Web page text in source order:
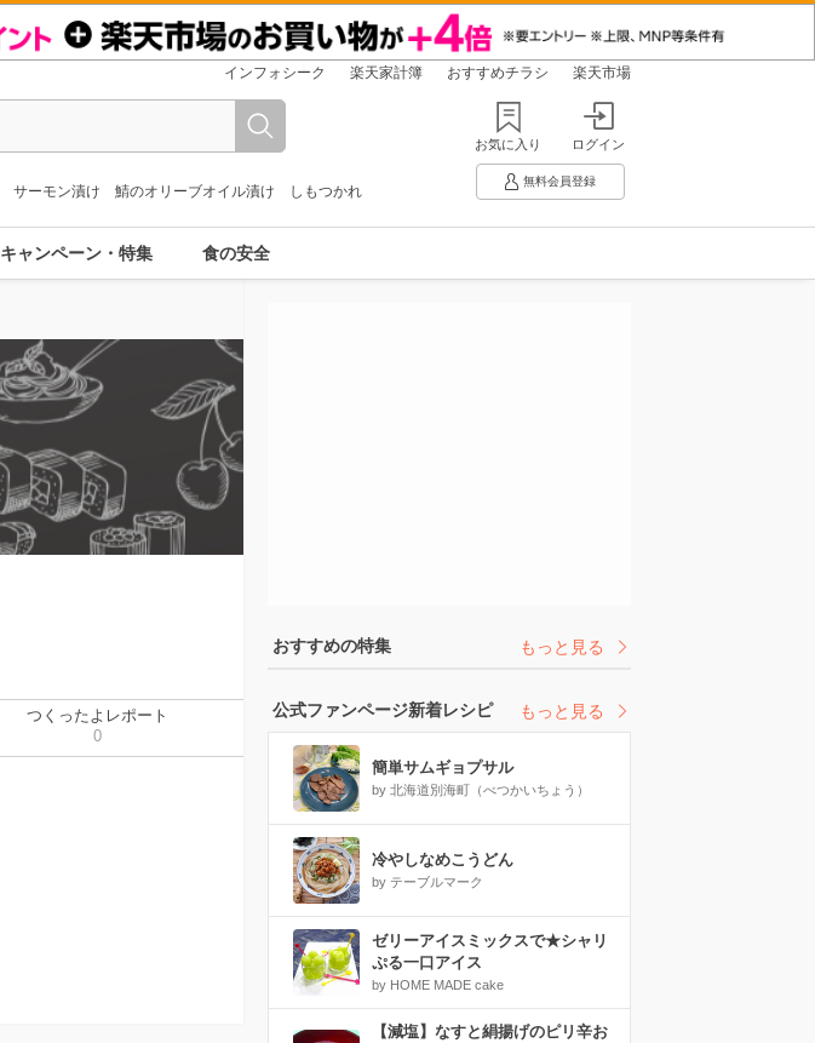
インフォシーク 楽天家計簿 おすすめチラシ 楽天市場
サーモン漬け 鯖のオリーブオイル漬け しもつかれ
お気に入り ログイン
無料会員登録
キャンペーン・特集 食の安全
つくったよレポート
0
おすすめの特集 もっと見る
公式ファンページ新着レシピ もっと見る
簡単サムギョプサル
by 北海道別海町（べつかいちょう）
冷やしなめこうどん
by テーブルマーク
ゼリーアイスミックスで★シャリ
ぷる一口アイス
by HOME MADE cake
【減塩】なすと絹揚げのピリ辛お